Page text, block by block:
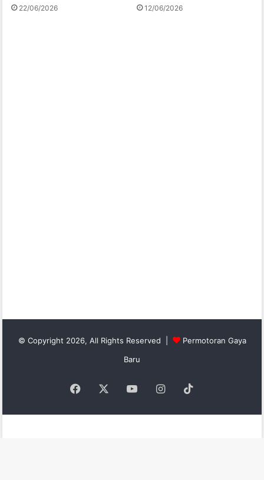
22/06/2026 12/06/2026
© Copyright 2026, All Rights Reserved |
Permotoran Gaya
Baru
Facebook YouTubeInstagram